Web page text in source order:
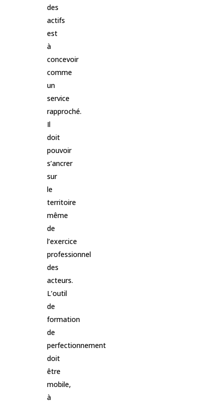
des
actifs
est
à
concevoir
comme
un
service
rapproché.
Il
doit
pouvoir
s’ancrer
sur
le
territoire
même
de
l’exercice
professionnel
des
acteurs.
L’outil
de
formation
de
perfectionnement
doit
être
mobile,
à